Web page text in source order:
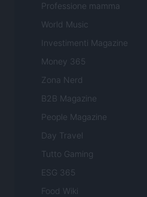
Professione mamma
World Music
Investimenti Magazine
Money 365
Zona Nerd
B2B Magazine
People Magazine
Day Travel
Tutto Gaming
ESG 365
Food Wiki